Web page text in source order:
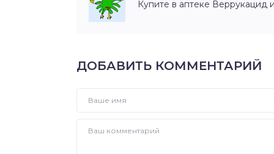
Купите в аптеке Веррукацид
ДОБАВИТЬ КОММЕНТАРИЙ